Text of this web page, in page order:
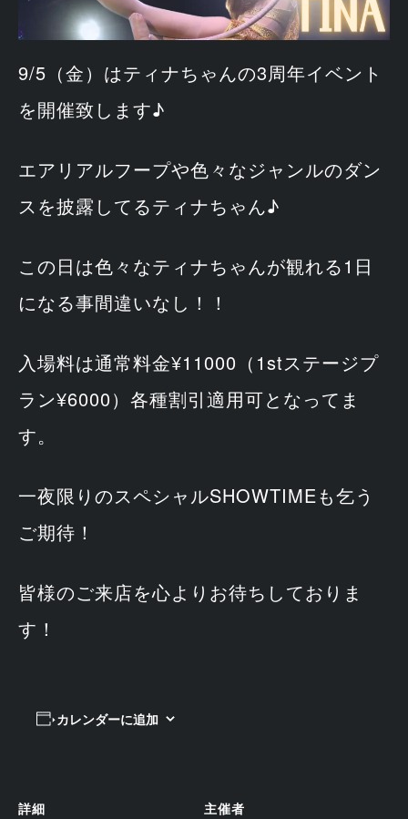
9/5（金）はティナちゃんの3周年イベント
を開催致します♪
エアリアルフープや色々なジャンルのダン
スを披露してるティナちゃん♪
この日は色々なティナちゃんが観れる1日
になる事間違いなし！！
入場料は通常料金¥11000（1stステージプ
ラン¥6000）各種割引適用可となってま
す。
一夜限りのスペシャルSHOWTIMEも乞う
ご期待！
皆様のご来店を心よりお待ちしておりま
す！
カレンダーに追加
詳細
主催者